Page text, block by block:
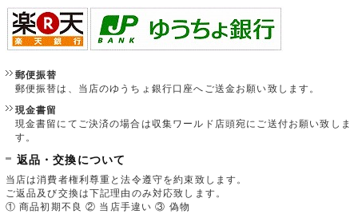
郵便振替
郵便振替は、当店のゆうちょ銀行口座へご送金お願い致します。
現金書留
現金書留にてご決済の場合は収集ワールド店頭宛にご送付お願い致しま
す。
返品・交換について
当店は消費者権利尊重と法令遵守を約束致します。
ご返品及び交換は下記理由のみ対応致します。
① 商品初期不良 ② 当店手違い ③ 偽物